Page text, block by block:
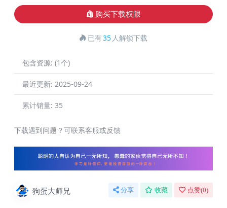
购买下载权限
已有35 人解锁下载
包含资源: (1个)
最近更新: 2025-09-24
累计销量: 35
下载遇到问题？可联系客服或反馈
狗蛋大师兄 分享 收藏 点赞(0)